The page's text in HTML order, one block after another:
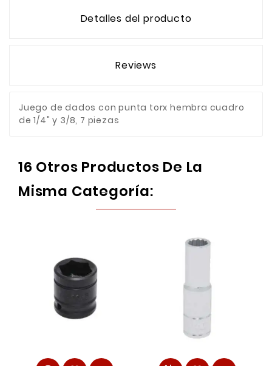
Detalles del producto
Reviews
Juego de dados con punta torx hembra cuadro
de 1/4" y 3/8, 7 piezas
16 Otros Productos De La
Misma Categoría: